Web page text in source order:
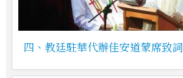
四、教廷駐華代辦佳安道蒙席致詞